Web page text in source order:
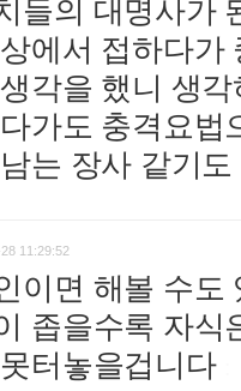
들의 대명사가
에서 접하다
각을 했니 생
가도 충격요
는 장사 같기
11:29:52
이면 해볼 수도
좁을수록 자
터놓을겁니다